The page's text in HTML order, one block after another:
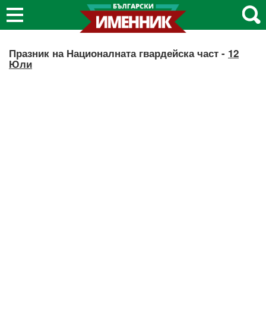
Празник на Националната гвардейска част - 12
Юли